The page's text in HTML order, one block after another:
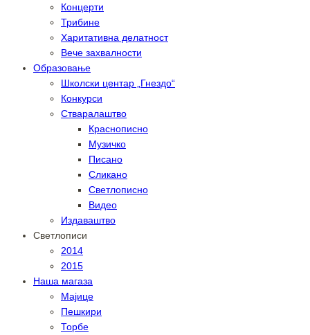
Концерти
Трибине
Харитативна делатност
Вече захвалности
Образовање
Школски центар „Гнездо“
Конкурси
Стваралаштво
Краснописно
Музичко
Писано
Сликано
Светлописно
Видео
Издаваштво
Светлописи
2014
2015
Наша магаза
Мајице
Пешкири
Торбе